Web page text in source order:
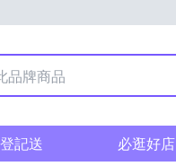
登記送 必逛好店